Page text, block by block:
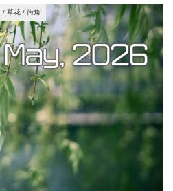
/ 草花 / 街角